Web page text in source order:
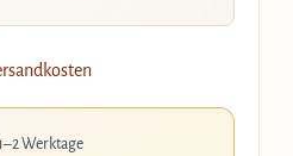
Werktage